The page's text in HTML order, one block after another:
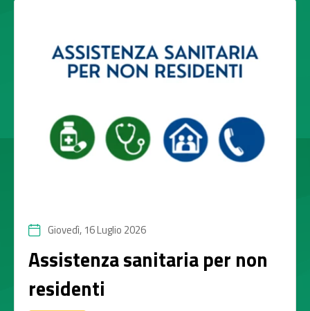
Giovedì, 16 Luglio 2026
Assistenza sanitaria per non
residenti